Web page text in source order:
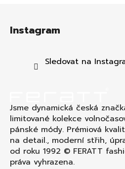
Instagram
Sledovat na
Jsme dynamická česká
limitované kolekce
pánské módy. Prémiová
na detail., moderní střih,
od roku 1992 © FERATT
práva vyhrazena.